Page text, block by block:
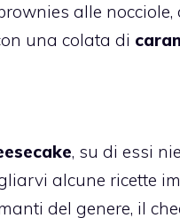
alle nocciole,
una colata di
, su di essi
alcune ricette
del genere, il